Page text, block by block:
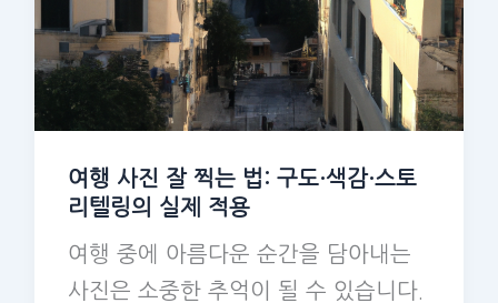
여행 사진 잘 찍는 법: 구도·색감·스토
리텔링의 실제 적용
여행 중에 아름다운 순간을 담아내는
사진은 소중한 추억이 될 수 있습니다.